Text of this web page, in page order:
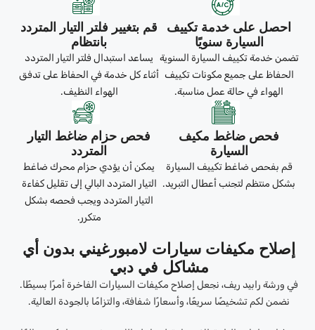
احصل على خدمة تكييف
السيارة سنويًا
تضمن خدمة تكييف السيارة السنوية
الحفاظ على جميع مكونات تكييف
الهواء في حالة عمل مناسبة.
قم بتغيير فلتر التيار المتردد
بانتظام
يساعد استبدال فلتر التيار المتردد
أثناء كل خدمة في الحفاظ على تدفق
الهواء النظيف.
فحص ضاغط مكيف
السيارة
قم بفحص ضاغط تكييف السيارة
بشكل منتظم لتجنب أعطال التبريد.
فحص حزام ضاغط التيار
المتردد
يمكن أن يؤدي حزام محرك ضاغط
التيار المتردد البالي إلى تقليل كفاءة
التيار المتردد ويجب فحصه بشكل
متكرر.
إصلاح مكيفات سيارات لامبورغيني بدون أي
مشاكل في دبي
في ورشة رابيد ريف، نجعل إصلاح مكيفات السيارات الفاخرة أمرًا بسيطًا.
نضمن لكم تشخيصًا سريعًا، وأسعارًا شفافة، والتزامًا بالجودة العالية.